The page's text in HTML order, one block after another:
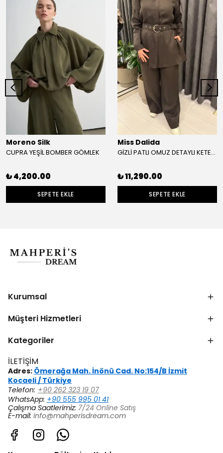
Moreno Silk
CUPRA YEŞİL BOMBER GÖMLEK
₺ 4,200.00
SEPETE EKLE
Miss Dalida
GİZLİ PATLI OMUZ DETAYLI KETEN GÖMLEK
₺ 11,290.00
SEPETE EKLE
Kurumsal
Müşteri Hizmetleri
Kategoriler
İLETİŞİM
Adres: Ömerağa Mah. İnönü Cad. No:154/B İzmit
Kocaeli / Türkiye
Telefon: +90 262 323 19 07
WhatsApp: +90 555 995 01 41
Çalışma Saatlerimiz: 7/24 Online Satış
E-mail: info@mahperisdream.com